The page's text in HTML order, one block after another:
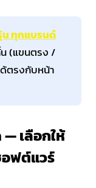
น ทุกแบรนด์
น (แขนตรง /
ด้ตรงกับหน้า
เลือกให้
ฟต์แวร์